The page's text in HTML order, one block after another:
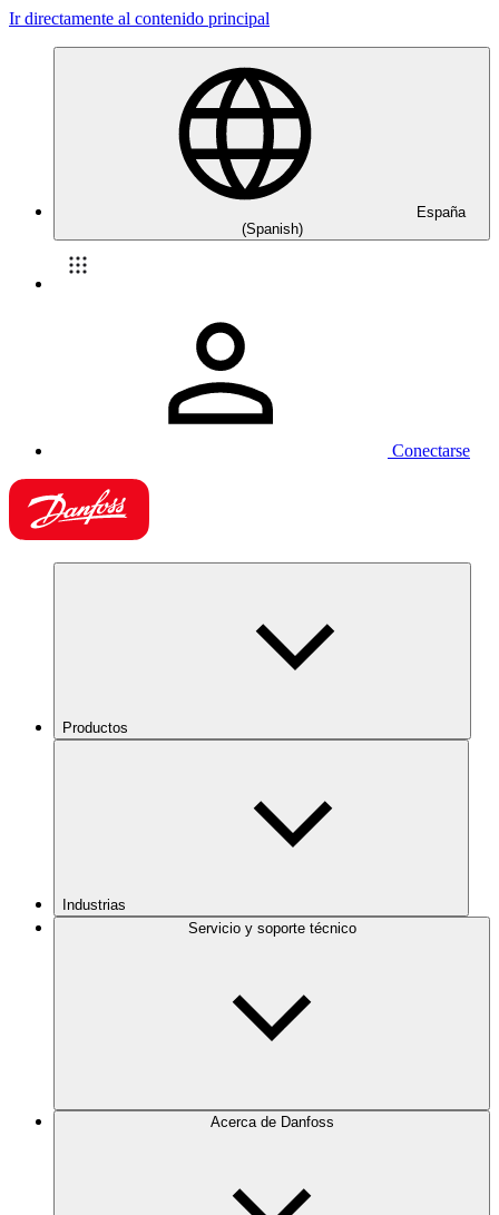
Ir directamente al contenido principal
España
(Spanish)
Conectarse
Productos
Industrias
Servicio y soporte técnico
Acerca de Danfoss